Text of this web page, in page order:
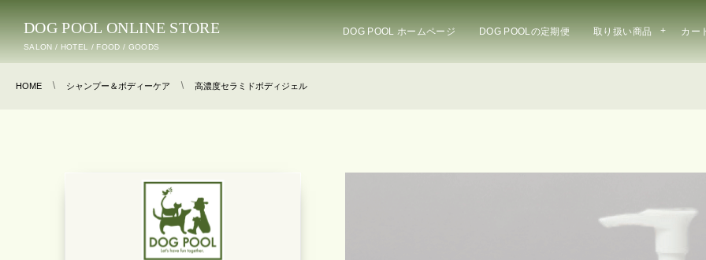
DOG POOL ONLINE STORE
SALON / HOTEL / FOOD / GOODS
DOG POOL ホームページ DOG POOLの定期便 取り扱い商品 カー
HOME シャンプー＆ボディーケア 高濃度セラミドボディジェル